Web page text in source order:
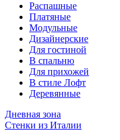
Распашные
Платяные
Модульные
Дизайнерские
Для гостиной
В спальню
Для прихожей
В стиле Лофт
Деревянные
Дневная зона
Стенки из Италии